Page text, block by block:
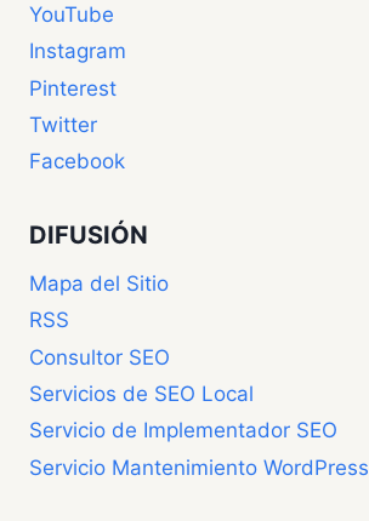
YouTube
Instagram
Pinterest
Twitter
Facebook
DIFUSIÓN
Mapa del Sitio
RSS
Consultor SEO
Servicios de SEO Local
Servicio de Implementador SEO
Servicio Mantenimiento WordPress